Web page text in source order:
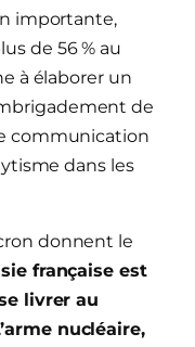
importante,
de 56 % au
à élaborer un
de
communication
dans les
donnent le
française est
livrer au
nucléaire,